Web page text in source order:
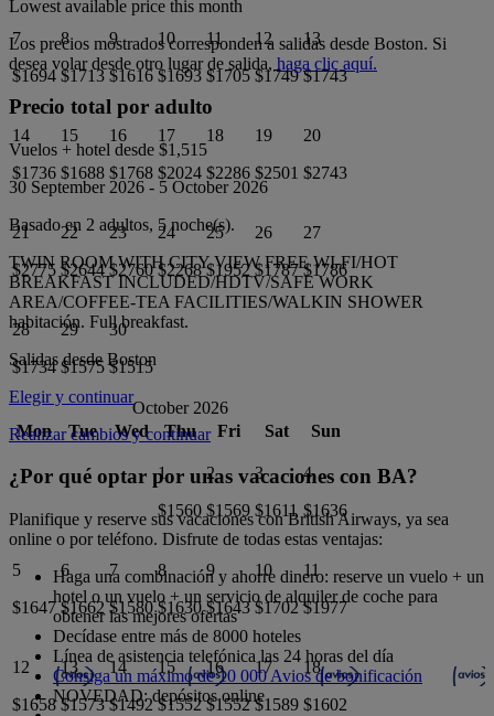
7
$1694
8
$1713
9
$1616
10
$1693
11
$1705
12
$1749
13
$1743
14
$1736
15
$1688
16
$1768
17
$2024
18
$2286
19
$2501
20
$2743
21
$2775
22
$2644
23
$2760
24
$2268
25
$1952
26
$1787
27
$1786
28
$1734
29
$1575
30
$1515
October 2026
Mon
Tue Wed Thu Fri Sat Sun
1
$1560
2
$1569
3
$1611
4
$1636
5
$1647
6
$1662
7
$1580
8
$1630
9
$1643
10
$1702
11
$1977
12
$1658
13
$1573
14
$1492
15
$1552
16
$1552
17
$1589
18
$1602
Lowest available price this month
Los precios mostrados corresponden a salidas desde Boston. Si
desea volar desde otro lugar de salida, haga clic aquí.
Precio total por adulto
Vuelos + hotel desde $1,515
30 September 2026 - 5 October 2026
Basado en 2 adultos, 5noche(s).
TWIN ROOM WITH CITY VIEW FREE WI-FI/HOT
BREAKFAST INCLUDED/HDTV/SAFE WORK
AREA/COFFEE-TEA FACILITIES/WALKIN SHOWER
habitación. Full breakfast.
Salidas desdeBoston
Elegir y continuar
Realizar cambios y continuar
¿Por qué optar por unas vacaciones con BA?
Planifique y reserve sus vacaciones con British Airways, ya sea
online o por teléfono. Disfrute de todas estas ventajas:
Haga una combinación y ahorre dinero: reserve un vuelo + un
hotel o un vuelo + un servicio de alquiler de coche para
obtener las mejores ofertas
Decídase entre más de 8000 hoteles
Línea de asistencia telefónica las 24 horas del día
Consiga un máximo de 10 000 Avios de bonificación
NOVEDAD: depósitos online